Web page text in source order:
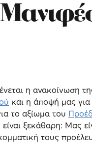
η ανακοίνωση
και η άποψή μας
το αξίωμα του
είναι ξεκάθαρη: Μας
τους